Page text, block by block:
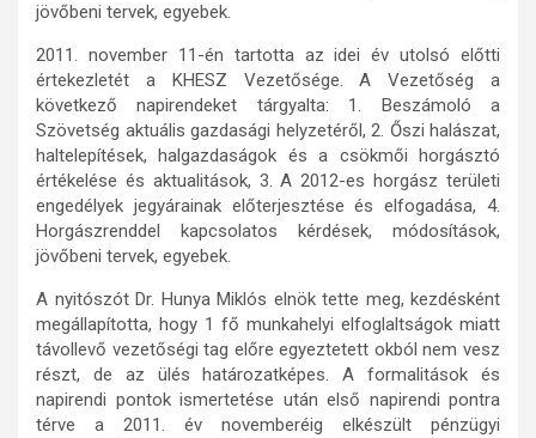
jövőbeni tervek, egyebek.
2011. november 11-én tartotta az idei év utolsó előtti
értekezletét a KHESZ Vezetősége. A Vezetőség a
következő napirendeket tárgyalta: 1. Beszámoló a
Szövetség aktuális gazdasági helyzetéről, 2. Őszi halászat,
haltelepítések, halgazdaságok és a csökmői horgásztó
értékelése és aktualitások, 3. A 2012-es horgász területi
engedélyek jegyárainak előterjesztése és elfogadása, 4.
Horgászrenddel kapcsolatos kérdések, módosítások,
jövőbeni tervek, egyebek.
A nyitószót Dr. Hunya Miklós elnök tette meg, kezdésként
megállapította, hogy 1 fő munkahelyi elfoglaltságok miatt
távollevő vezetőségi tag előre egyeztetett okból nem vesz
részt, de az ülés határozatképes. A formalitások és
napirendi pontok ismertetése után első napirendi pontra
térve a 2011. év novemberéig elkészült pénzügyi